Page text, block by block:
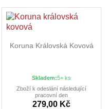
Koruna Královská Kovová
Skladem:5+ ks
Zboží k odeslání následující
pracovní den
279,00 Kč